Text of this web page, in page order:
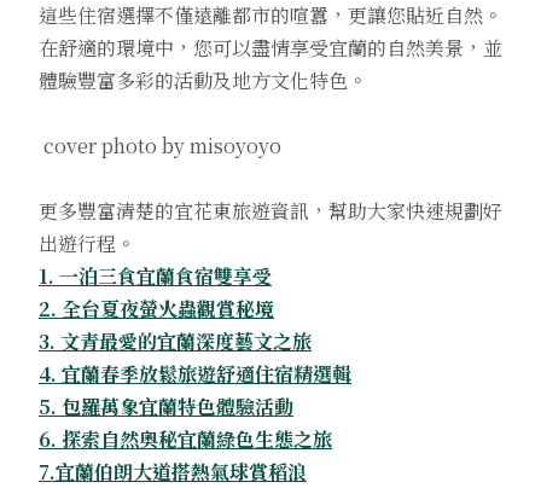
這些住宿選擇不僅遠離都市的喧囂，更讓您貼近自然。
在舒適的環境中，您可以盡情享受宜蘭的自然美景，並
體驗豐富多彩的活動及地方文化特色。
cover photo by misoyoyo
更多豐富清楚的宜花東旅遊資訊，幫助大家快速規劃好
出遊行程。
1. 一泊三食宜蘭食宿雙享受
2. 全台夏夜螢火蟲觀賞秘境
3. 文青最愛的宜蘭深度藝文之旅
4. 宜蘭春季放鬆旅遊舒適住宿精選輯
5. 包羅萬象宜蘭特色體驗活動
6. 探索自然奧秘宜蘭綠色生態之旅
7.宜蘭伯朗大道搭熱氣球賞稻浪